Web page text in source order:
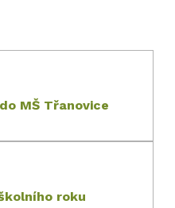
MŠ Třanovice
roku